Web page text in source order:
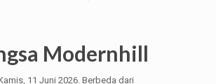
Modernhill
11 Juni 2026. Berbeda dari